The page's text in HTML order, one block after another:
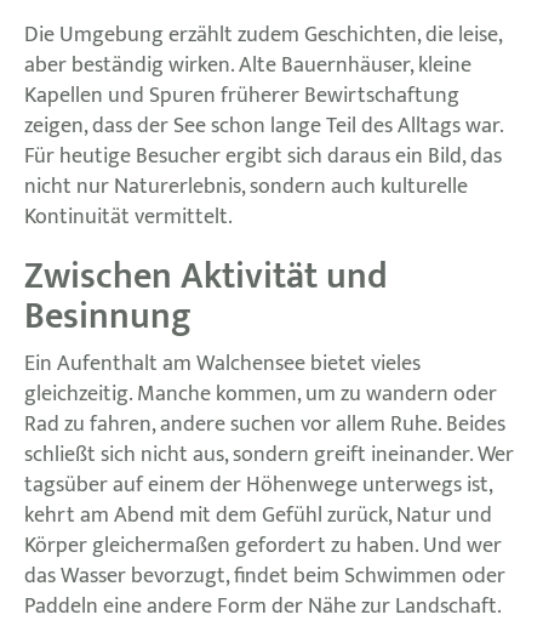
Die Umgebung erzählt zudem Geschichten, die leise,
aber beständig wirken. Alte Bauernhäuser, kleine
Kapellen und Spuren früherer Bewirtschaftung
zeigen, dass der See schon lange Teil des Alltags war.
Für heutige Besucher ergibt sich daraus ein Bild, das
nicht nur Naturerlebnis, sondern auch kulturelle
Kontinuität vermittelt.
Zwischen Aktivität und
Besinnung
Ein Aufenthalt am Walchensee bietet vieles
gleichzeitig. Manche kommen, um zu wandern oder
Rad zu fahren, andere suchen vor allem Ruhe. Beides
schließt sich nicht aus, sondern greift ineinander. Wer
tagsüber auf einem der Höhenwege unterwegs ist,
kehrt am Abend mit dem Gefühl zurück, Natur und
Körper gleichermaßen gefordert zu haben. Und wer
das Wasser bevorzugt, findet beim Schwimmen oder
Paddeln eine andere Form der Nähe zur Landschaft.